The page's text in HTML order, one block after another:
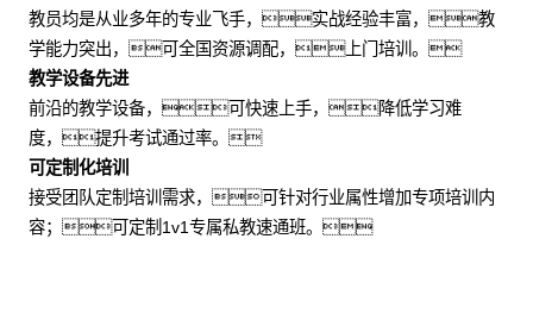
教员均是从业多年的专业飞手，实战经验丰富，教
学能力突出，可全国资源调配，上门培训。
教学设备先进
前沿的教学设备，可快速上手，降低学习难
度，提升考试通过率。
可定制化培训
接受团队定制培训需求，可针对行业属性增加专项培训内
容；可定制1v1专属私教速通班。